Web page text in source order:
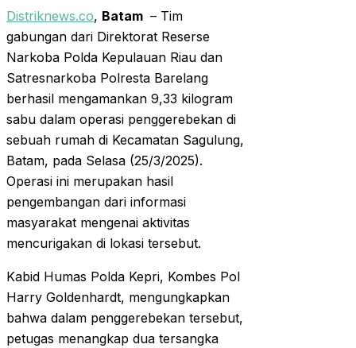
Distriknews.co, Batam – Tim
gabungan dari Direktorat Reserse
Narkoba Polda Kepulauan Riau dan
Satresnarkoba Polresta Barelang
berhasil mengamankan 9,33 kilogram
sabu dalam operasi penggerebekan di
sebuah rumah di Kecamatan Sagulung,
Batam, pada Selasa (25/3/2025).
Operasi ini merupakan hasil
pengembangan dari informasi
masyarakat mengenai aktivitas
mencurigakan di lokasi tersebut.
Kabid Humas Polda Kepri, Kombes Pol
Harry Goldenhardt, mengungkapkan
bahwa dalam penggerebekan tersebut,
petugas menangkap dua tersangka